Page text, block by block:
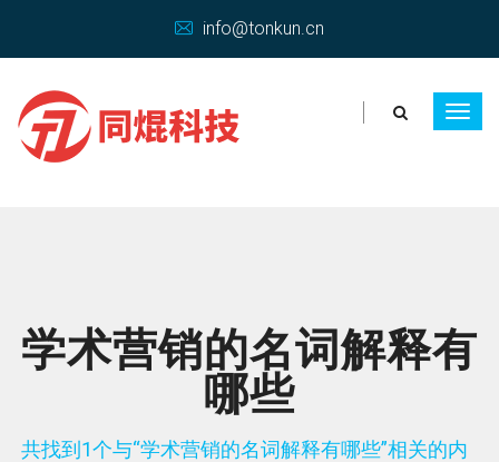
info@tonkun.cn
学术营销的名词解释有
哪些
共找到1个与“学术营销的名词解释有哪些”相关的内